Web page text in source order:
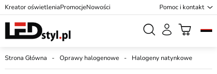
Kreator oświetleniaPromocjeNowości Pomoc i kontakt
Strona Główna Oprawy halogenowe Halogeny natynkowe